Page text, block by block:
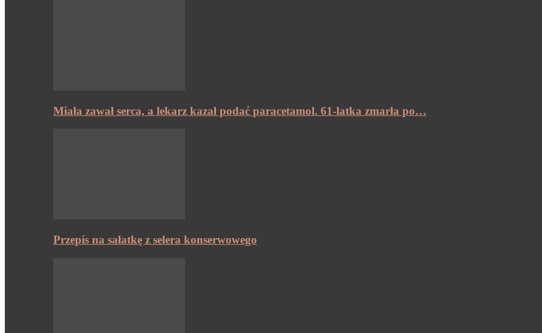
Miała zawał serca, a lekarz kazał podać paracetamol. 61-latka zmarła po…
Przepis na sałatkę z selera konserwowego